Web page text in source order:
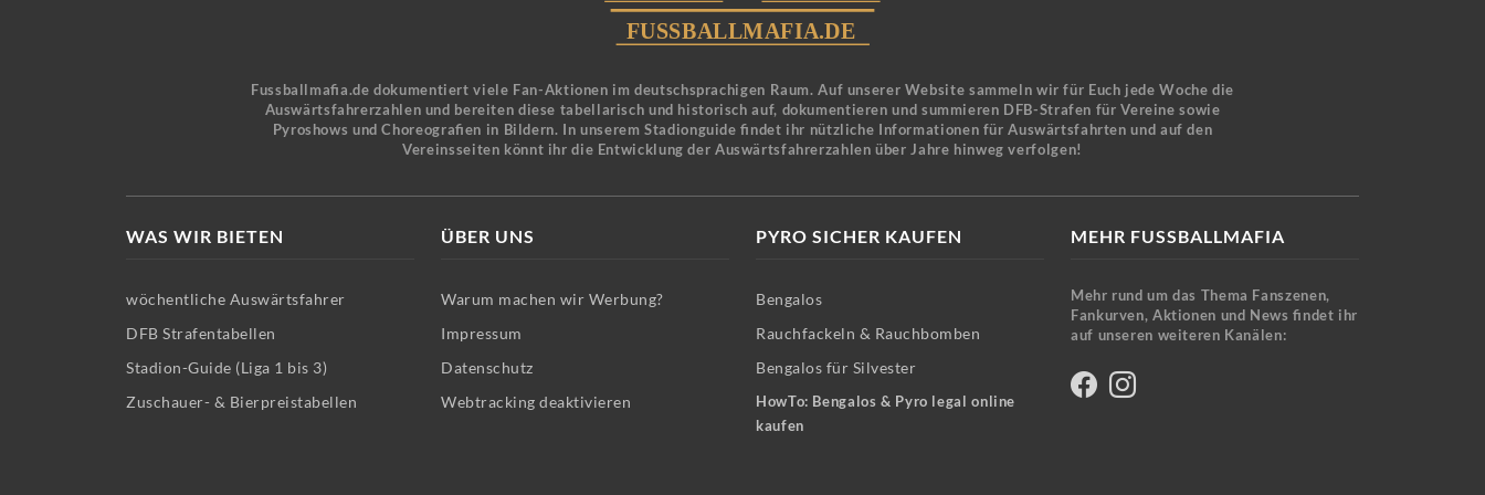
Fussballmafia.de dokumentiert viele Fan-Aktionen im deutschsprachigen Raum. Auf unserer Website sammeln wir für Euch jede Woche die
Auswärtsfahrerzahlen und bereiten diese tabellarisch und historisch auf, dokumentieren und summieren DFB-Strafen für Vereine sowie
Pyroshows und Choreografien in Bildern. In unserem Stadionguide findet ihr nützliche Informationen für Auswärtsfahrten und auf den
Vereinsseiten könnt ihr die Entwicklung der Auswärtsfahrerzahlen über Jahre hinweg verfolgen!
WAS WIR BIETEN
wöchentliche Auswärtsfahrer
DFB Strafentabellen
Stadion-Guide (Liga 1 bis 3)
Zuschauer- & Bierpreistabellen
ÜBER UNS
Warum machen wir Werbung?
Impressum
Datenschutz
Webtracking deaktivieren
PYRO SICHER KAUFEN
Bengalos
Rauchfackeln & Rauchbomben
Bengalos für Silvester
HowTo: Bengalos & Pyro legal online
kaufen
MEHR FUSSBALLMAFIA
Mehr rund um das Thema Fanszenen,
Fankurven, Aktionen und News findet ihr
auf unseren weiteren Kanälen: